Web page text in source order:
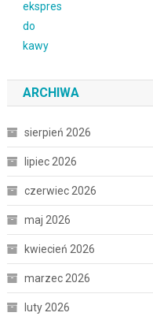
ARCHIWA
sierpień 2026
lipiec 2026
czerwiec 2026
maj 2026
kwiecień 2026
marzec 2026
luty 2026